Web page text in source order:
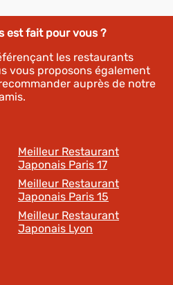
est fait pour vous ?
les restaurants
vous proposons également
auprès de notre
Meilleur Restaurant
Japonais Paris 17
Meilleur Restaurant
Japonais Paris 15
Meilleur Restaurant
Japonais Lyon